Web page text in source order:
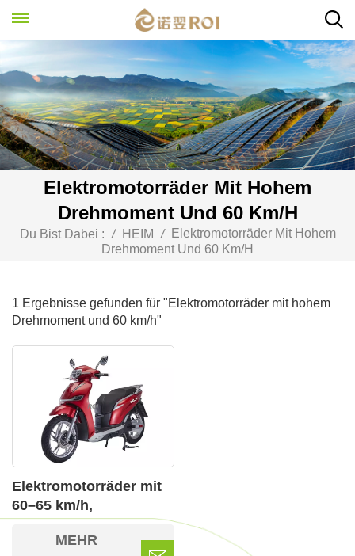
Elektromotorräder Mit Hohem
Drehmoment Und 60 Km/h
Du Bist Dabei : / HEIM /
Elektromotorräder Mit Hohem
Drehmoment Und 60 Km/h
1 Ergebnisse gefunden für "Elektromotorräder mit hohem
Drehmoment und 60 km/h"
Elektromotorräder mit
60–65 km/h,
Scheibenbremse/Scheibenbremse
+ CBS, 12-Zoll-72-V/32-
MEHR